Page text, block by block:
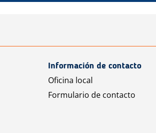
Información de contacto
Oficina local
Formulario de contacto